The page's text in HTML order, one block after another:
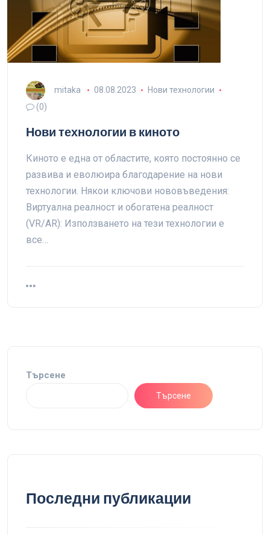
mitaka 08.08.2023
Нови технологии
(0)
Нови технологии в киното
Киното е една от областите, която постоянно се
развива и еволюира благодарение на нови
технологии. Някои ключови нововъведения:
Виртуална реалност и обогатена реалност
(VR/AR): Използването на тези технологии е
все…
Търсене
Търсене
Последни публикации